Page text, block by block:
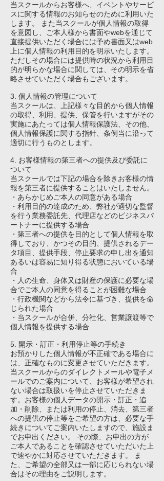
当スクールからお客様へ、イベントやサービ
スに関する情報のお知らせのために利用いた
します。 また当スクールが個人情報の取得
を意図し、ご本人様から書面やwebを通じて
直接提供いただく場合には予め書面又はweb
上に個人情報の利用目的を明示いたします。
ただしその場合には提供時の状況から利用目
的が明らかな場合に関しては、その明示を省
略させていただく場合もございます。
3. 個人情報の管理について
当スクールは、上記様々な目的から個人情報
の取得、利用、提供、保管を行いますがその
実施にあたっては個人情報保護法、その他、
個人情報保護に関する指針、条例当に沿って
適切に行うものとします。
4. お客様情報の第三者への提供及び委託に
ついて
当スクールでは下記の場合を除きお客様の情
報を第三者に提供することはいたしません。
・あらかじめご本人の同意がある場合
・利用目的の達成のため、弊社が適切な監督
を行う業務委託先、代理店などのビジネスパ
ートナーに提供する場合
・第三者への提供を目的として個人情報を取
得しており、かつその目的、提供されるデー
タ項目、提供手段、停止要求の申し出を通知
あるいは容易に知り得る状態においている場
合
・人の生命、身体又は財産の保護に必要な場
合でご本人の同意を得ることが困難な場合
・行政機関などから法令に基づき、提供を命
じられた場合
・当スクールが合併、分社化、営業譲渡等で
個人情報を提供する場合
5. 開示・訂正・利用停止等の手続き
お預かりした個人情報が不正確である場合に
は、正確なものに変更させていただきます。
当スクールからのダイレクトメールや電子メ
ールでのご案内について、お客様が希望され
ない場合は取扱いを停止させていただきま
す。お客様の個人データの開示・訂正・追
加・削除、または利用の停止、消去、第三者
への提供の停止等をご希望の方は、必要な手
続きについてご案内いたしますので、施設ま
でお申出ください。 その際、お申出の方が
ご本人であることを確認させていただいた上
で速やかに対応させていただきます。 ま
た、ご希望の全部又は一部に応じられない場
合はその理由をご説明します。